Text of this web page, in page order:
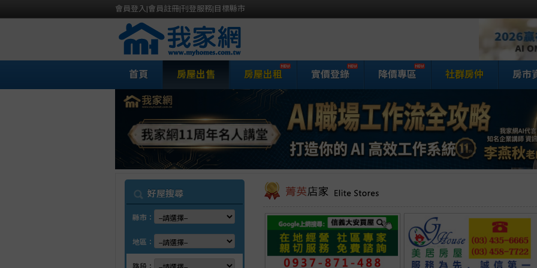
會員登入|會員註冊|刊登服務| 目標縣市
首頁 房屋出售 房屋出租 實價登錄 降價專區 社群房仲 房市
好屋搜尋
縣市：
地區：
我家網房屋買賣